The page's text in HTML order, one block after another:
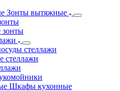
Кассовые боксы
Ванны моечные
ванны
ванны
ванны
ванны